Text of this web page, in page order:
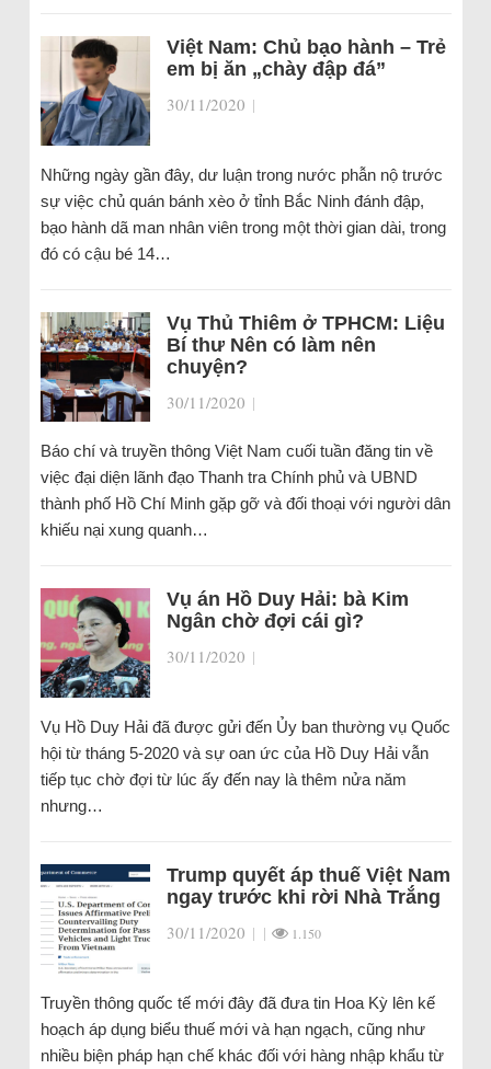
Việt Nam: Chủ bạo hành – Trẻ
em bị ăn „chày đập đá”
30/11/2020 |
Những ngày gần đây, dư luận trong nước phẫn nộ trước
sự việc chủ quán bánh xèo ở tỉnh Bắc Ninh đánh đập,
bạo hành dã man nhân viên trong một thời gian dài, trong
đó có cậu bé 14…
Vụ Thủ Thiêm ở TPHCM: Liệu
Bí thư Nên có làm nên
chuyện?
30/11/2020 |
Báo chí và truyền thông Việt Nam cuối tuần đăng tin về
việc đại diện lãnh đạo Thanh tra Chính phủ và UBND
thành phố Hồ Chí Minh gặp gỡ và đối thoại với người dân
khiếu nại xung quanh…
Vụ án Hồ Duy Hải: bà Kim
Ngân chờ đợi cái gì?
30/11/2020 |
Vụ Hồ Duy Hải đã được gửi đến Ủy ban thường vụ Quốc
hội từ tháng 5-2020 và sự oan ức của Hồ Duy Hải vẫn
tiếp tục chờ đợi từ lúc ấy đến nay là thêm nửa năm
nhưng…
Trump quyết áp thuế Việt Nam
ngay trước khi rời Nhà Trắng
30/11/2020 | | 1.150
Truyền thông quốc tế mới đây đã đưa tin Hoa Kỳ lên kế
hoạch áp dụng biểu thuế mới và hạn ngạch, cũng như
nhiều biện pháp hạn chế khác đối với hàng nhập khẩu từ